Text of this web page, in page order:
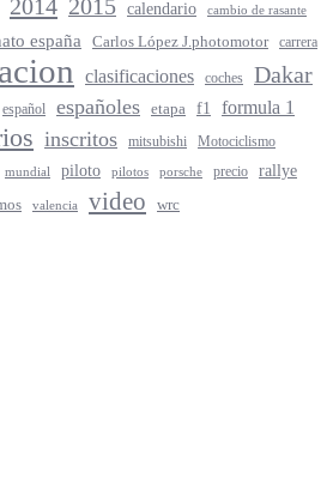
2014 2015 calendario cambio de rasante
españa Carlos López J.photomotor carrera
clasificaciones coches Dakar
español españoles etapa f1 formula 1
inscritos mitsubishi Motociclismo
mundial piloto pilotos porsche precio rallye
valencia video wrc